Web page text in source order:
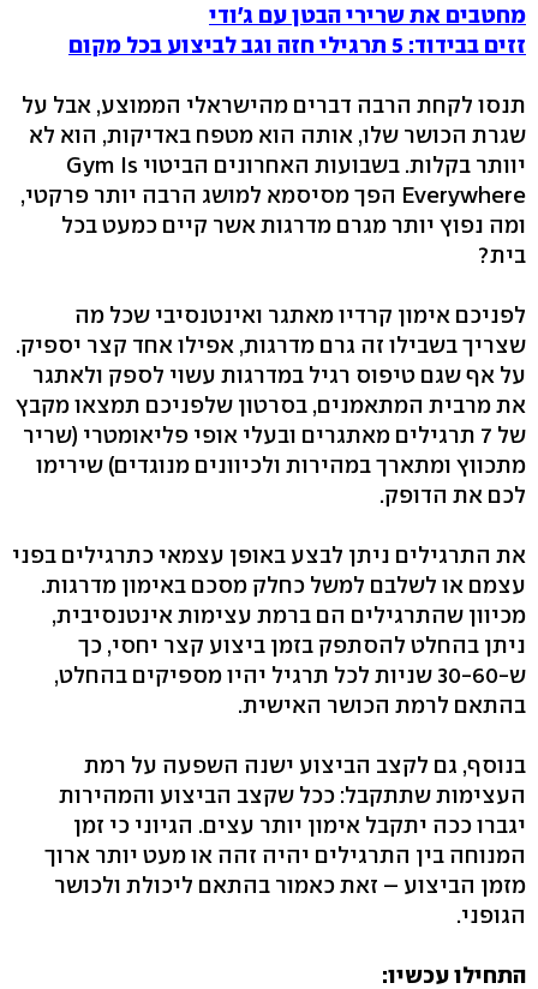
מחטבים את שרירי הבטן עם ג'ודי
זזים בבידוד: 5 תרגילי חזה וגב לביצוע בכל מקום
תנסו לקחת הרבה דברים מהישראלי הממוצע, אבל על
שגרת הכושר שלו, אותה הוא מטפח באדיקות, הוא לא
יוותר בקלות. בשבועות האחרונים הביטוי Gym Is
Everywhere הפך מסיסמא למושג הרבה יותר פרקטי,
ומה נפוץ יותר מגרם מדרגות אשר קיים כמעט בכל
בית?
לפניכם אימון קרדיו מאתגר ואינטנסיבי שכל מה
שצריך בשבילו זה גרם מדרגות, אפילו אחד קצר יספיק.
על אף שגם טיפוס רגיל במדרגות עשוי לספק ולאתגר
את מרבית המתאמנים, בסרטון שלפניכם תמצאו מקבץ
של 7 תרגילים מאתגרים ובעלי אופי פליאומטרי (שריר
מתכווץ ומתארך במהירות ולכיוונים מנוגדים) שירימו
לכם את הדופק.
את התרגילים ניתן לבצע באופן עצמאי כתרגילים בפני
עצמם או לשלבם למשל כחלק מסכם באימון מדרגות.
מכיוון שהתרגילים הם ברמת עצימות אינטנסיבית,
ניתן בהחלט להסתפק בזמן ביצוע קצר יחסי, כך
ש-30-60 שניות לכל תרגיל יהיו מספיקים בהחלט,
בהתאם לרמת הכושר האישית.
בנוסף, גם לקצב הביצוע ישנה השפעה על רמת
העצימות שתתקבל: ככל שקצב הביצוע והמהירות
יגברו ככה יתקבל אימון יותר עצים. הגיוני כי זמן
המנוחה בין התרגילים יהיה זהה או מעט יותר ארוך
מזמן הביצוע – זאת כאמור בהתאם ליכולת ולכושר
הגופני.
התחילו עכשיו: